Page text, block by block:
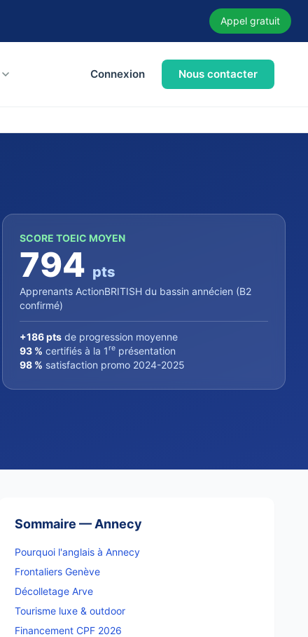
Appel gratuit
Connexion Nous contacter
SCORE TOEIC MOYEN
794 pts
Apprenants ActionBRITISH du bassin annécien (B2
confirmé)
+186 ptsde progression moyenne
93 % certifiés à la 1représentation
98 % satisfaction promo 2024-2025
Sommaire — Annecy
Pourquoi l'anglais à Annecy
Frontaliers Genève
Décolletage Arve
Tourisme luxe & outdoor
Financement CPF 2026